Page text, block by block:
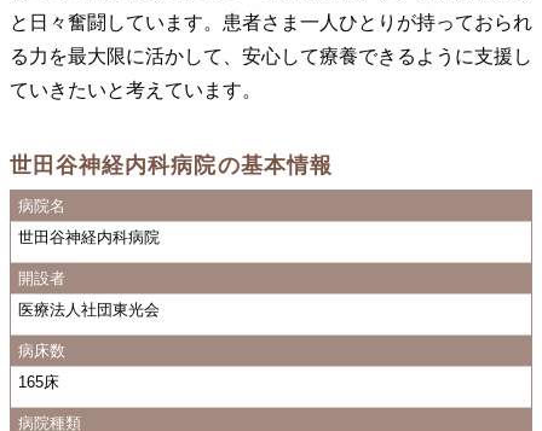
と日々奮闘しています。患者さま一人ひとりが持っておられ
る力を最大限に活かして、安心して療養できるように支援し
ていきたいと考えています。
世田谷神経内科病院の基本情報
病院名
世田谷神経内科病院
開設者
医療法人社団東光会
病床数
165床
病院種類